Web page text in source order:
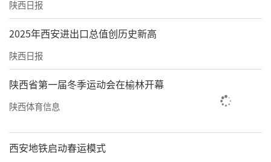
陕西日报
2025年西安进出口总值创历史新高
陕西日报
陕西省第一届冬季运动会在榆林开幕
陕西体育信息
西安地铁启动春运模式